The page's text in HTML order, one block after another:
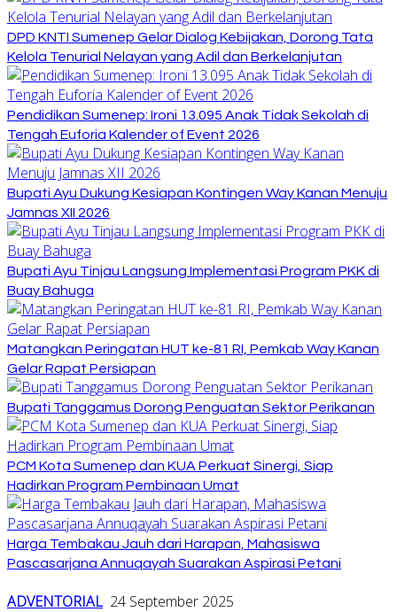
DPD KNTI Sumenep Gelar Dialog Kebijakan, Dorong Tata
Kelola Tenurial Nelayan yang Adil dan Berkelanjutan
Pendidikan Sumenep: Ironi 13.095 Anak Tidak Sekolah di
Tengah Euforia Kalender of Event 2026
Bupati Ayu Dukung Kesiapan Kontingen Way Kanan Menuju
Jamnas XII 2026
Bupati Ayu Tinjau Langsung Implementasi Program PKK di
Buay Bahuga
Matangkan Peringatan HUT ke-81 RI, Pemkab Way Kanan
Gelar Rapat Persiapan
Bupati Tanggamus Dorong Penguatan Sektor Perikanan
PCM Kota Sumenep dan KUA Perkuat Sinergi, Siap
Hadirkan Program Pembinaan Umat
Harga Tembakau Jauh dari Harapan, Mahasiswa
Pascasarjana Annuqayah Suarakan Aspirasi Petani
ADVENTORIAL 24 September 2025